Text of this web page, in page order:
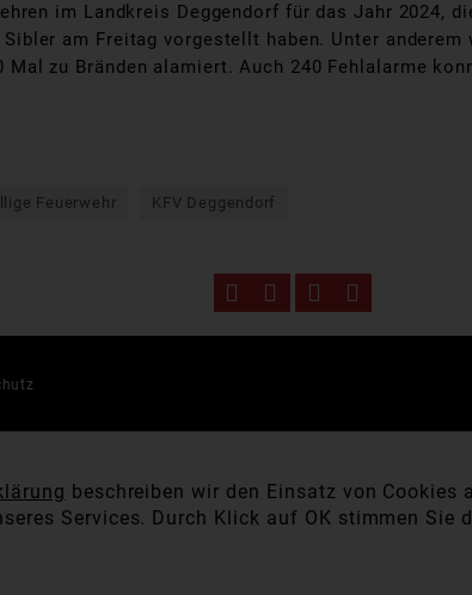
im Landkreis Deggendorf für das Jahr 2024,
am Freitag vorgestellt haben. Unter
zu Bränden alamiert. Auch 240 Fehlalarme
Feuerwehr KFV Deggendorf
beschreiben wir den Einsatz von Cookies
Services. Durch Klick auf OK stimmen Sie